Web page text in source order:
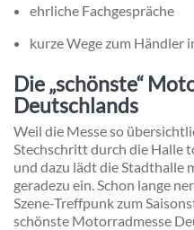
ehrliche Fachgespräche
kurze Wege zum Händler
Die „schönste“
Deutschlands
Weil die Messe so
Stechschritt durch die Halle
und dazu lädt die Stadthalle
geradezu ein. Schon lange
Szene-Treffpunk zum
schönste Motorradmesse